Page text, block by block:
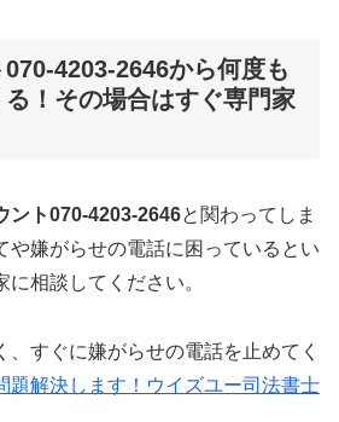
4203-2646から何度も
！その場合はすぐ専門家
ント070-4203-2646と関わってしま
や嫌がらせの電話に困っているとい
相談してください。
、すぐに嫌がらせの電話を止めてく
題解決します！ウイズユー司法書士